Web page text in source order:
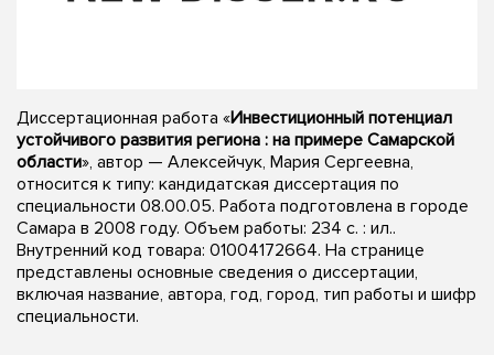
Диссертационная работа «Инвестиционный потенциал
устойчивого развития региона : на примере Самарской
области», автор — Алексейчук, Мария Сергеевна,
относится к типу: кандидатская диссертация по
специальности 08.00.05. Работа подготовлена в городе
Самара в 2008 году. Объем работы: 234 с. : ил..
Внутренний код товара: 01004172664. На странице
представлены основные сведения о диссертации,
включая название, автора, год, город, тип работы и шифр
специальности.